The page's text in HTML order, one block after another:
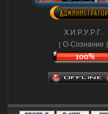
Х.И.Р.У.Р.Г.
[ О-Сознание ]